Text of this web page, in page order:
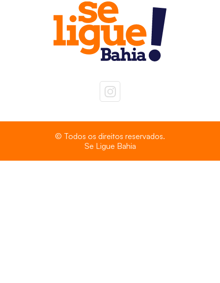
© Todos os direitos reservados.
Se Ligue Bahia